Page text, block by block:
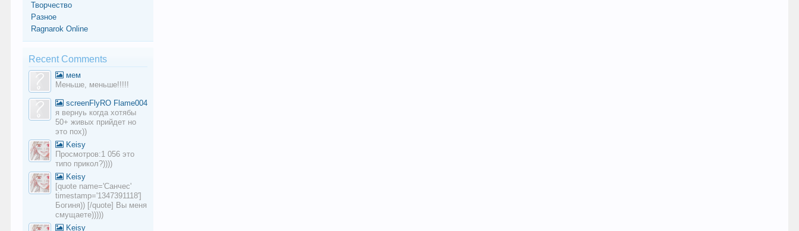
Творчество
Разное
Ragnarok Online
Recent Comments
мем
Меньше, меньше!!!!!
screenFlyRO Flame004
я вернуь когда хотябы
50+ живых прийдет но
это пох))
Keisy
Просмотров:1 056 это
типо прикол?))))
Keisy
[quote name='Санчес'
timestamp='1347391118']
Богиня)) [/quote] Вы меня
смущаете)))))
Keisy